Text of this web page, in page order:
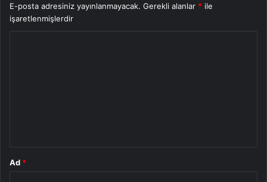
E-posta adresiniz yayınlanmayacak. Gerekli alanlar * ile
işaretlenmişlerdir
Ad *